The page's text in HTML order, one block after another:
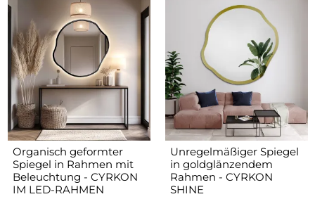
Organisch geformter
Spiegel in Rahmen mit
Beleuchtung - CYRKON
IM LED-RAHMEN
Unregelmäßiger Spiegel
in goldglänzendem
Rahmen - CYRKON
SHINE